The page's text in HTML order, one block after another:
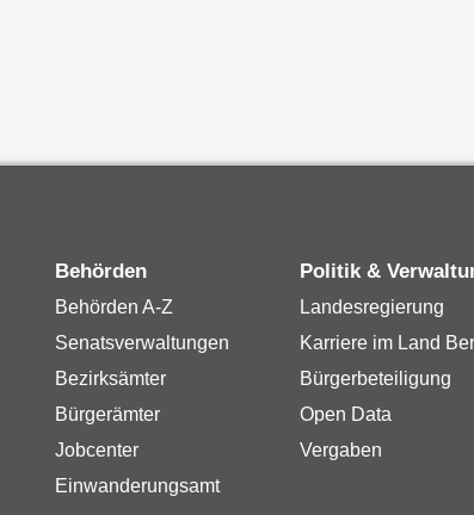
Behörden
Behörden A-Z
Senatsverwaltungen
Bezirksämter
Bürgerämter
Jobcenter
Einwanderungsamt
Politik &
Landesregierung
Karriere im Land
Bürgerbeteiligung
Open Data
Vergaben